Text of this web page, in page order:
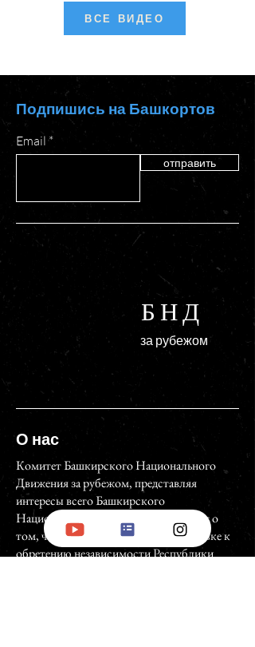
ВСЕ ВИДЕО
Подпишись на Башкортов
Email
отправить
БНД
за рубежом
О нас
Комитет Башкирского Национального
Движения за рубежом, представляя
интересы всего Башкирского
Национального Движения, объявляет о
том, что начинает работы по подготовке к
обретению независимости Республики